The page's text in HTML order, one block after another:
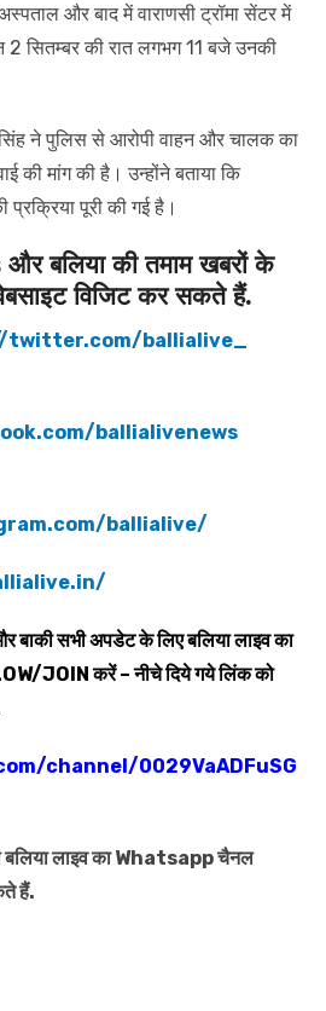
और बाद में वाराणसी ट्रॉमा सेंटर में
2 सितम्बर की रात लगभग 11 बजे उनकी
ने पुलिस से आरोपी वाहन और चालक का
की मांग की है। उन्होंने बताया कि
प्रक्रिया पूरी की गई है।
बलिया की तमाम खबरों के
विजिट कर सकते हैं.
ballialive_
ballialivenews
ballialive/
बाकी सभी अपडेट के लिए बलिया लाइव का
JOINकरें – नीचे दिये गये लिंक को
channel/0029VaADFuSG
लाइव का Whatsapp चैनल
हैं.